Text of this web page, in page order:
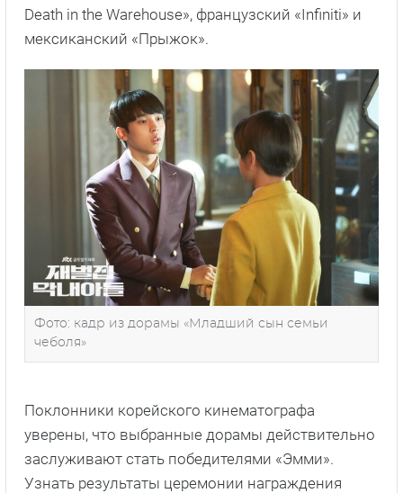
Death in the Warehouse», французский «Infiniti» и
мексиканский «Прыжок».
Фото: кадр из дорамы «Младший сын семьи
чеболя»
Поклонники корейского кинематографа
уверены, что выбранные дорамы действительно
заслуживают стать победителями «Эмми».
Узнать результаты церемонии награждения